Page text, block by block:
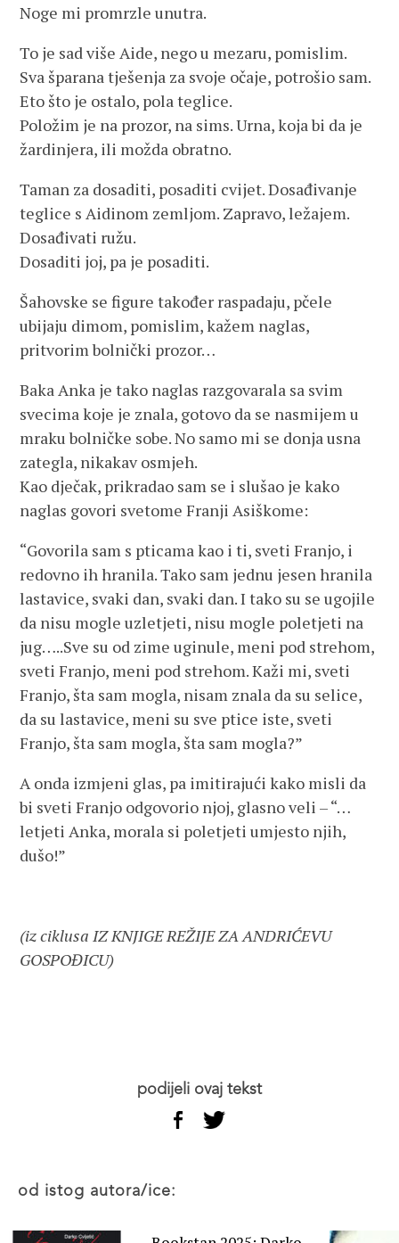
Noge mi promrzle unutra.
To je sad više Aide, nego u mezaru, pomislim.
Sva šparana tješenja za svoje očaje, potrošio sam.
Eto što je ostalo, pola teglice.
Položim je na prozor, na sims. Urna, koja bi da je
žardinjera, ili možda obratno.
Taman za dosaditi, posaditi cvijet. Dosađivanje
teglice s Aidinom zemljom. Zapravo, ležajem.
Dosađivati ružu.
Dosaditi joj, pa je posaditi.
Šahovske se figure također raspadaju, pčele
ubijaju dimom, pomislim, kažem naglas,
pritvorim bolnički prozor…
Baka Anka je tako naglas razgovarala sa svim
svecima koje je znala, gotovo da se nasmijem u
mraku bolničke sobe. No samo mi se donja usna
zategla, nikakav osmjeh.
Kao dječak, prikradao sam se i slušao je kako
naglas govori svetome Franji Asiškome:
“Govorila sam s pticama kao i ti, sveti Franjo, i
redovno ih hranila. Tako sam jednu jesen hranila
lastavice, svaki dan, svaki dan. I tako su se ugojile
da nisu mogle uzletjeti, nisu mogle poletjeti na
jug…..Sve su od zime uginule, meni pod strehom,
sveti Franjo, meni pod strehom. Kaži mi, sveti
Franjo, šta sam mogla, nisam znala da su selice,
da su lastavice, meni su sve ptice iste, sveti
Franjo, šta sam mogla, šta sam mogla?”
A onda izmjeni glas, pa imitirajući kako misli da
bi sveti Franjo odgovorio njoj, glasno veli – “…
letjeti Anka, morala si poletjeti umjesto njih,
dušo!”
(iz ciklusa IZ KNJIGE REŽIJE ZA ANDRIĆEVU
GOSPOĐICU)
podijeli ovaj tekst
od istog autora/ice: